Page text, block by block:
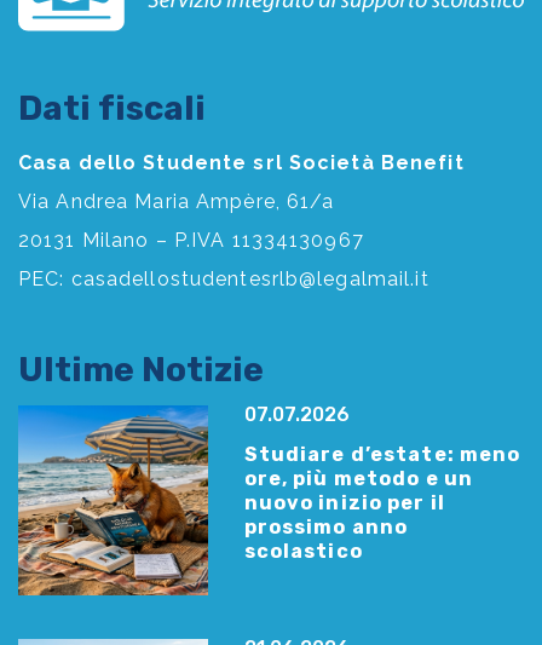
Dati fiscali
Casa dello Studente srl Società Benefit
Via Andrea Maria Ampère, 61/a
20131 Milano – P.IVA 11334130967
PEC: casadellostudentesrlb@legalmail.it
Ultime Notizie
07.07.2026
Studiare d’estate: meno
ore, più metodo e un
nuovo inizio per il
prossimo anno
scolastico